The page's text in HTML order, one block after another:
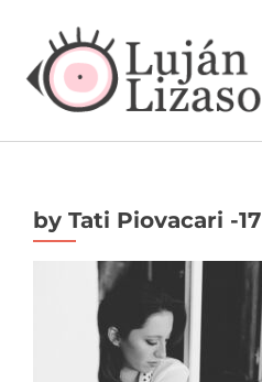
by Tati Piovacari -17